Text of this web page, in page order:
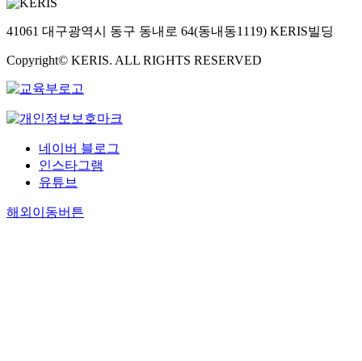
41061 대구광역시 동구 동내로 64(동내동1119) KERIS빌딩
Copyright© KERIS. ALL RIGHTS RESERVED
네이버 블로그
인스타그램
유튜브
해외이동버튼